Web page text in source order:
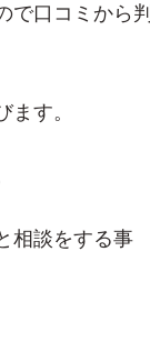
で口コミから判
す。
相談をする事